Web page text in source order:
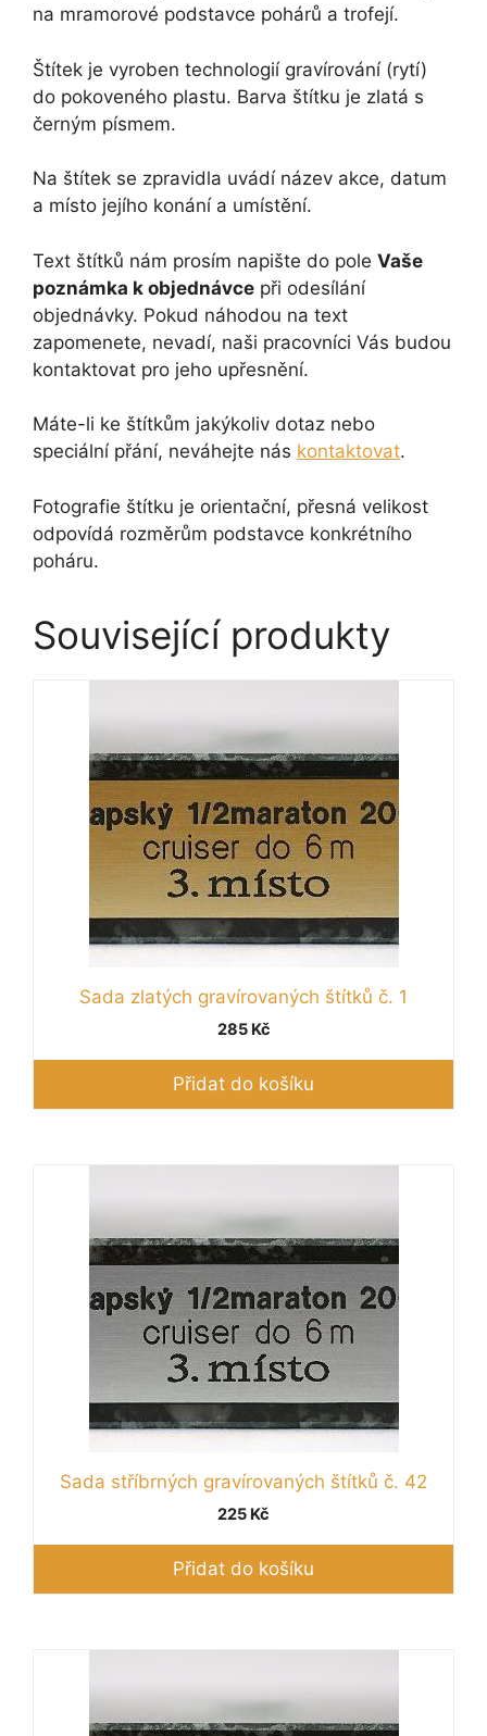
na mramorové podstavce pohárů a trofejí.
Štítek je vyroben technologií gravírování (rytí)
do pokoveného plastu. Barva štítku je zlatá s
černým písmem.
Na štítek se zpravidla uvádí název akce, datum
a místo jejího konání a umístění.
Text štítků nám prosím napište do pole Vaše
poznámka k objednávce při odesílání
objednávky. Pokud náhodou na text
zapomenete, nevadí, naši pracovníci Vás budou
kontaktovat pro jeho upřesnění.
Máte-li ke štítkům jakýkoliv dotaz nebo
speciální přání, neváhejte nás kontaktovat.
Fotografie štítku je orientační, přesná velikost
odpovídá rozměrům podstavce konkrétního
poháru.
Související produkty
Sada zlatých gravírovaných štítků č. 1
285 Kč
Přidat do košíku
Sada stříbrných gravírovaných štítků č. 42
225 Kč
Přidat do košíku